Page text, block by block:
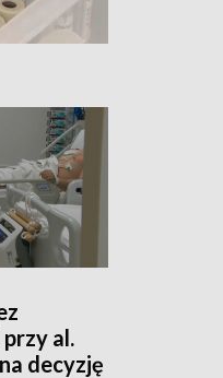
al.
decyzję